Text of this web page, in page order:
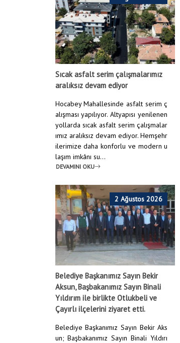
Sıcak asfalt serim çalışmalarımız
aralıksız devam ediyor
Hocabey Mahallesinde asfalt serim ç
alışması yapılıyor. Altyapısı yenilenen
yollarda sıcak asfalt serim çalışmalar
ımız aralıksız devam ediyor. Hemşehr
ilerimize daha konforlu ve modern u
laşım imkânı su...
DEVAMINI OKU
2 Ağustos 2026
Belediye Başkanımız Sayın Bekir
Aksun, Başbakanımız Sayın Binali
Yıldırım ile birlikte Otlukbeli ve
Çayırlı ilçelerini ziyaret etti.
Belediye Başkanımız Sayın Bekir Aks
un; Başbakanımız Sayın Binali Yıldırı